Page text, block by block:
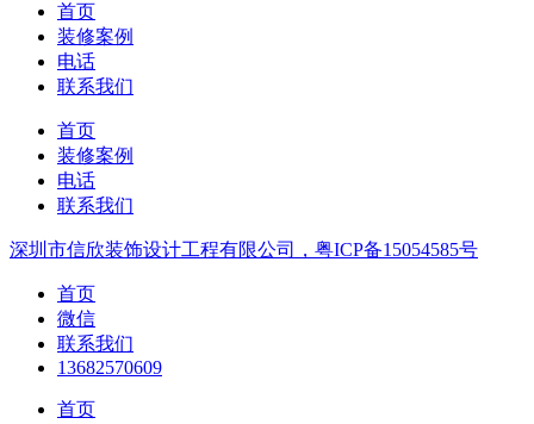
首页
装修案例
电话
联系我们
首页
装修案例
电话
联系我们
深圳市信欣装饰设计工程有限公司，粤ICP备15054585号
首页
微信
联系我们
13682570609
首页